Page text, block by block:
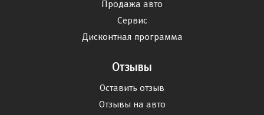
Продажа авто
Сервис
Дисконтная программа
Отзывы
Оставить отзыв
Отзывы на авто